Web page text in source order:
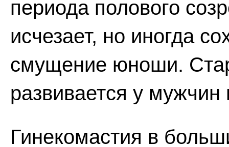
периода полового
исчезает, но иногда
смущение юноши.
развивается у
Гинекомастия в